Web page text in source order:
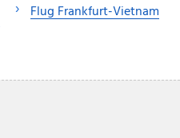
Flug Frankfurt-Vietnam